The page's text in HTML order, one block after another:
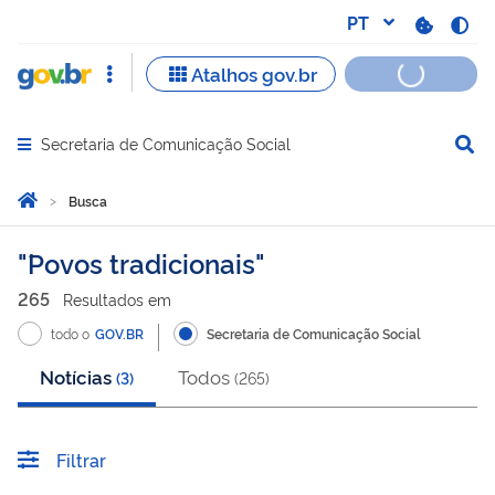
Abrir menu principal de navegação
Secretaria de Comunicação Social
Você está aqui:
Página Inicial
Busca
Busca
´Povos tradicionais
265 Resultados em
todo o GOV.BR Secretaria de Comunicação Social
Notícias (3) Todos (265)
Filtrar